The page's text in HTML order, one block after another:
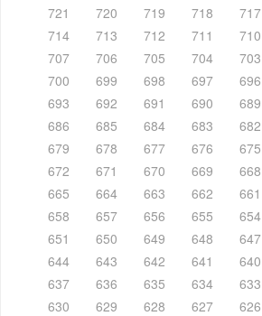
721 720 719 718 717
714
713 712 711 710
707
706 705 704 703
700
699 698 697 696
693
692 691 690 689
686
685 684 683 682
679
678 677 676 675
672
671 670 669 668
665
664 663 662 661
658
657 656 655 654
651
650 649 648 647
644
643 642 641 640
637
636 635 634 633
630
629 628 627 626